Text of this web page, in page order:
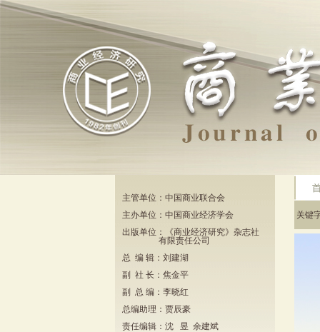
主管单位：中国商业联合会
主办单位：中国商业经济学会
出版单位：《商业经济研究》杂志社
有限责任公司
总 编 辑：刘建湖
副 社 长：焦金平
副 总 编：李晓红
总编助理：贾辰豪
责任编辑：沈 昱 余建斌
关键